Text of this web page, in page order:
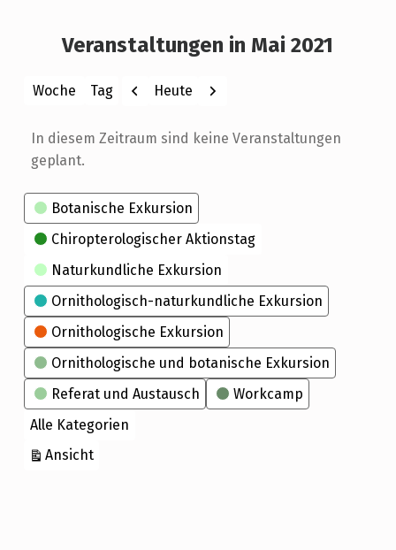
Veranstaltungen in Mai 2021
Woche Tag
Monat
Jahr
Zurück
Heute Weiter
In diesem Zeitraum sind keine Veranstaltungen
geplant.
Kategorien
Botanische Exkursion
Chiropterologischer Aktionstag
Naturkundliche Exkursion
Ornithologisch-naturkundliche Exkursion
Ornithologische Exkursion
Ornithologische und botanische Exkursion
Referat und Austausch
Workcamp
Alle Kategorien
Ansichtausdrucken